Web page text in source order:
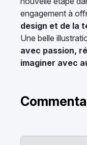
engagement à
design et de la
Une belle
avec passion,
imaginer avec